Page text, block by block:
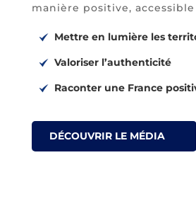
manière positive,
Mettre en lumière les
Valoriser l’authenticité
Raconter une France
DÉCOUVRIR LE MÉDIA